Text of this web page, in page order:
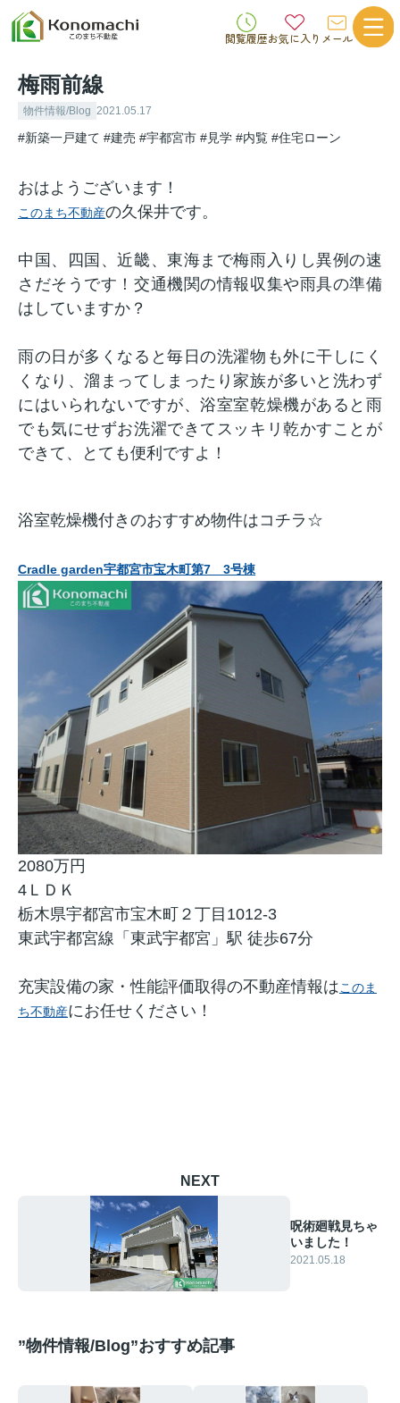
閲覧履歴お気に入り メール
梅雨前線
物件情報/Blog 2021.05.17
#新築一戸建て #建売 #宇都宮市 #見学 #内覧 #住宅ローン
おはようございます！
このまち不動産の久保井です。
中国、四国、近畿、東海まで梅雨入りし異例の速
さだそうです！交通機関の情報収集や雨具の準備
はしていますか？
雨の日が多くなると毎日の洗濯物も外に干しにく
くなり、溜まってしまったり家族が多いと洗わず
にはいられないですが、浴室室乾燥機があると雨
でも気にせずお洗濯できてスッキリ乾かすことが
できて、とても便利ですよ！
浴室乾燥機付きのおすすめ物件はコチラ☆
Cradle garden宇都宮市宝木町第7 3号棟
2080万円
4ＬＤＫ
栃木県宇都宮市宝木町２丁目1012-3
東武宇都宮線「東武宇都宮」駅 徒歩67分
充実設備の家・性能評価取得の不動産情報はこのま
ち不動産にお任せください！
NEXT
呪術廻戦見ちゃ
いました！
2021.05.18
”物件情報/Blog”おすすめ記事